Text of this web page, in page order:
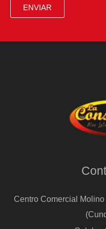
elegido,
ENVIAR
Centro Comercial